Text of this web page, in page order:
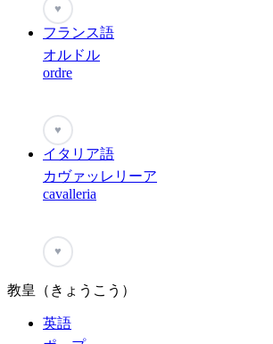
♥
フランス語
オルドル
ordre
♥
イタリア語
カヴァッレリーア
cavalleria
♥
教皇（きょうこう）
英語